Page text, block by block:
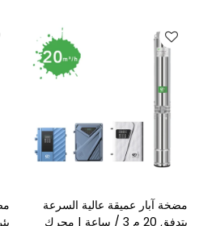
المقاوم للصدأ AC DC | مضخة
الآبار الغاطسة للري | الشركة
المصنعة لمضخة المياه
مضخة آبار عميقة عالية السرعة
بتدفق 20 م 3 / ساعة | محرك